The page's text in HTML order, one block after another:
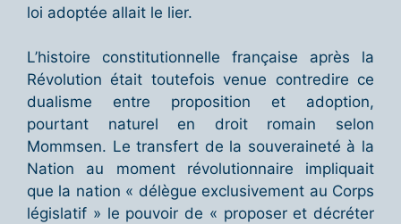
loi adoptée allait le lier.
L’histoire constitutionnelle française après la
Révolution était toutefois venue contredire ce
dualisme entre proposition et adoption,
pourtant naturel en droit romain selon
Mommsen. Le transfert de la souveraineté à la
Nation au moment révolutionnaire impliquait
que la nation « délègue exclusivement au Corps
législatif » le pouvoir de « proposer et décréter